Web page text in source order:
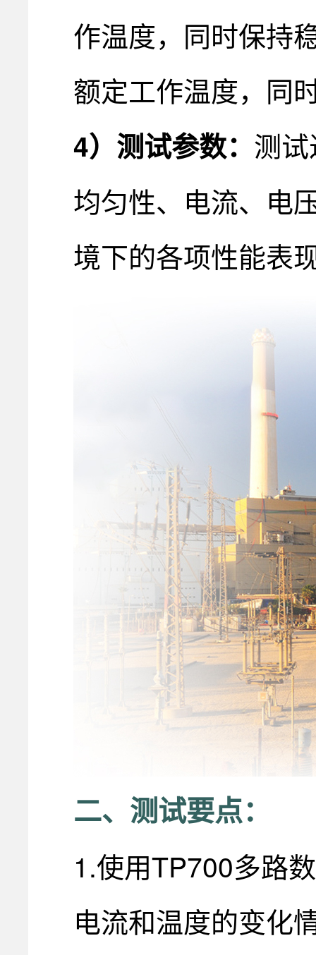
作温度，同时保持
额定工作温度，同
4） 测试参数： 测
均匀性、电流、电
境下的各项性能表
二、测试要点：
1.使用TP700多路
电流和温度的变化